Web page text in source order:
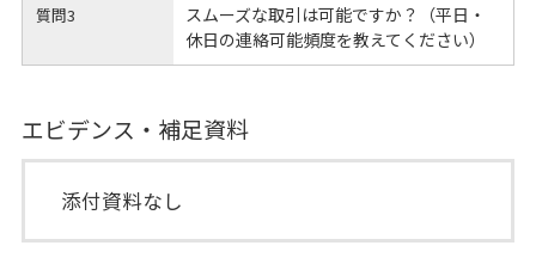
質問3
スムーズな取引は可能ですか？（平日・
休日の連絡可能頻度を教えてください）
エビデンス・補足資料
添付資料なし